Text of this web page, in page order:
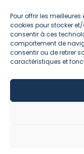
Pour offrir les
cookies pour stocker
consentir à ces
comportement de
consentir ou de retirer
caractéristiques et